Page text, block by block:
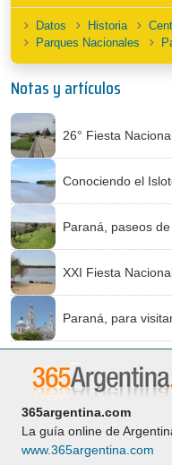
Datos Historia
Parques Nacionales
Notas y artículos
26° Fiesta
Conociendo el
Paraná, paseos
XXI Fiesta
Paraná, para
365argentina.com
La guía online de
www.365argentina.com